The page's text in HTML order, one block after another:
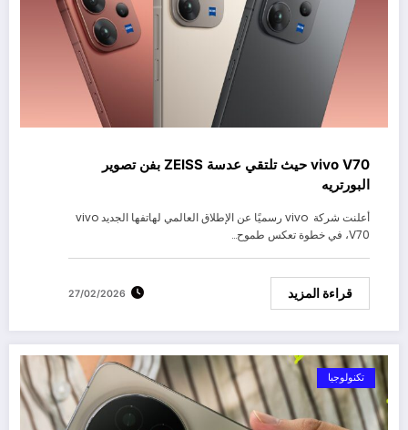
vivo V70 حيث تلتقي عدسة ZEISS بفن تصوير
البورتريه
أعلنت شركة vivo رسميًا عن الإطلاق العالمي لهاتفها الجديد vivo
V70، في خطوة تعكس طموح…
قراءة المزيد 27/02/2026
تكنولوجيا